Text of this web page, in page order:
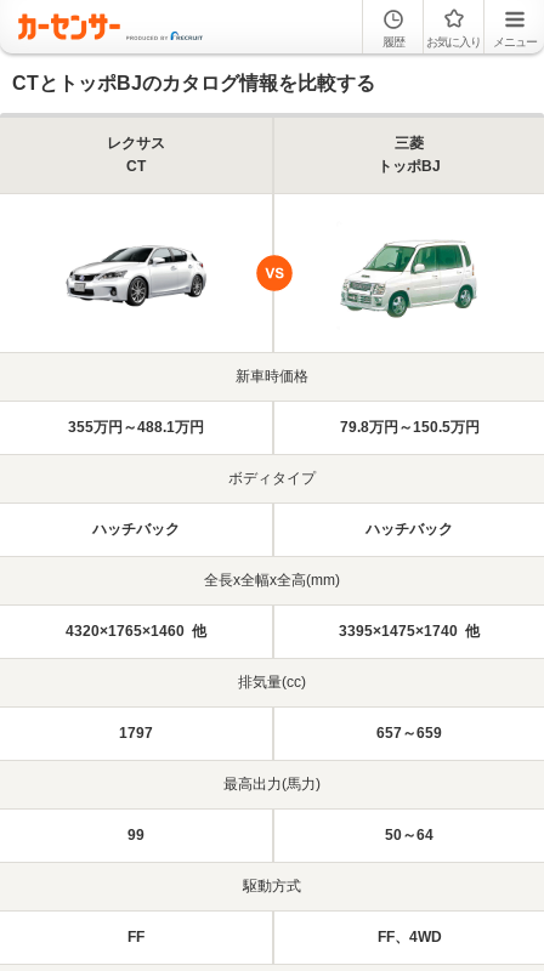
履歴 お気に入り メニュー
CTとトッポBJのカタログ情報を比較する
レクサス
CT
三菱
トッポBJ
新車時価格
355万円～488.1万円 79.8万円～150.5万円
ボディタイプ
ハッチバック ハッチバック
全長x全幅x全高(mm)
4320×1765×1460 他 3395×1475×1740 他
排気量(cc)
1797 657～659
最高出力(馬力)
99 50～64
駆動方式
FF FF、4WD